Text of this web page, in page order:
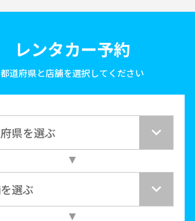
レンタカー予約
都道府県と店舗を選択してください